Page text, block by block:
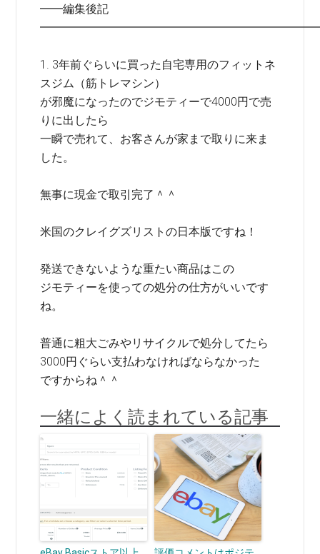
━━編集後記
1. 3年前ぐらいに買った自宅専用のフィットネ
スジム（筋トレマシン）
が邪魔になったのでジモティーで4000円で売
りに出したら
一瞬で売れて、お客さんが家まで取りに来ま
した。
無事に現金で取引完了＾＾
米国のクレイグズリストの日本版ですね！
発送できないような重たい商品はこの
ジモティーを使っての処分の仕方がいいです
ね。
普通に粗大ごみやリサイクルで処分してたら
3000円ぐらい支払わなければならなかった
ですからね＾＾
一緒によく読まれている記事